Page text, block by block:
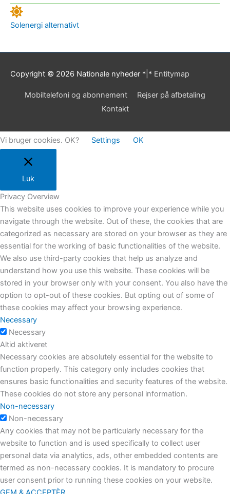
Solenergi alternativt
Copyright © 2026 Nationale nyheder *|* Entitymap
Mobiltelefoni og abonnement
Rejser på afbetaling
Kontakt
Vi bruger cookies. OK? Settings OK
Luk
Privacy Overview
This website uses cookies to improve your experience while you
navigate through the website. Out of these, the cookies that are
categorized as necessary are stored on your browser as they are
essential for the working of basic functionalities of the website.
We also use third-party cookies that help us analyze and
understand how you use this website. These cookies will be
stored in your browser only with your consent. You also have the
option to opt-out of these cookies. But opting out of some of
these cookies may affect your browsing experience.
Necessary
Necessary
Altid aktiveret
Necessary cookies are absolutely essential for the website to
function properly. This category only includes cookies that
ensures basic functionalities and security features of the website.
These cookies do not store any personal information.
Non-necessary
Non-necessary
Any cookies that may not be particularly necessary for the
website to function and is used specifically to collect user
personal data via analytics, ads, other embedded contents are
termed as non-necessary cookies. It is mandatory to procure
user consent prior to running these cookies on your website.